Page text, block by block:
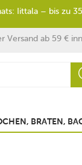
Versand ab 59 €
BRATEN,
Iittala – bis zu